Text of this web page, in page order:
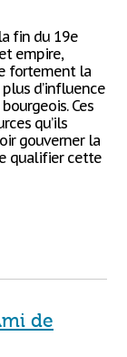
fin du 19e
empire,
fortement la
d’influence
Ces
qu’ils
gouverner la
qualifier cette
de